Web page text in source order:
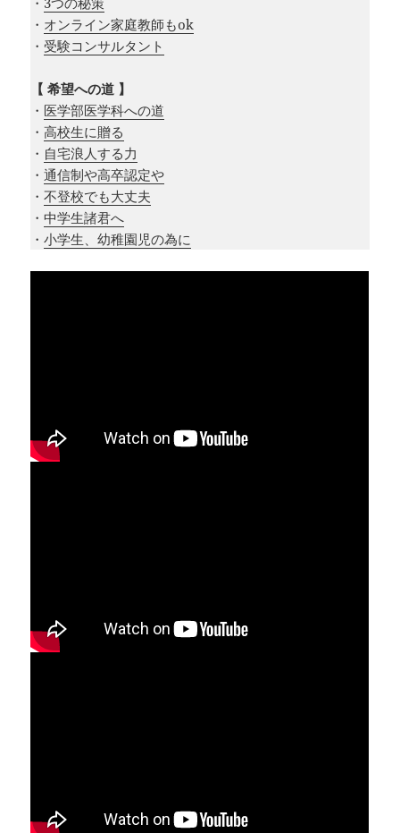
・ オンライン家庭教師もok
・ 受験コンサルタント
【 希望への道 】
・ 医学部医学科への道
・高校生に贈る
・ 自宅浪人する力
・通信制や高卒認定や
・不登校でも大丈夫
・中学生諸君へ
・小学生、幼稚園児の為に